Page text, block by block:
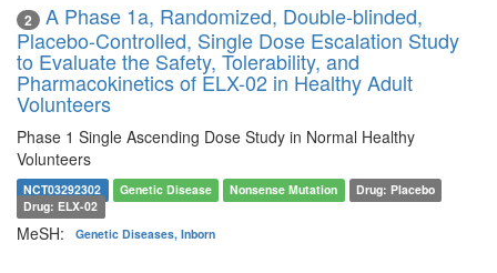
2
A Phase 1a, Randomized, Double-blinded,
Placebo-Controlled, Single Dose Escalation Study
to Evaluate the Safety, Tolerability, and
Pharmacokinetics of ELX-02 in Healthy Adult
Volunteers
Phase 1 Single Ascending Dose Study in Normal Healthy
Volunteers
NCT03292302 Genetic Disease Nonsense Mutation
Drug: Placebo
Drug: ELX-02
MeSH: Genetic Diseases, Inborn